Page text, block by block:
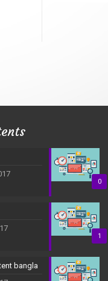
0
1
bangla